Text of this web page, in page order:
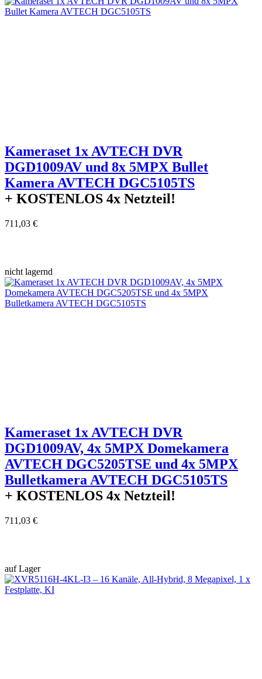
Kameraset 1x AVTECH DVR
DGD1009AV und 8x 5MPX Bullet
Kamera AVTECH DGC5105TS
+ KOSTENLOS 4x Netzteil!
711,03 €
nicht lagernd
Kameraset 1x AVTECH DVR
DGD1009AV, 4x 5MPX Domekamera
AVTECH DGC5205TSE und 4x 5MPX
Bulletkamera AVTECH DGC5105TS
+ KOSTENLOS 4x Netzteil!
711,03 €
auf Lager